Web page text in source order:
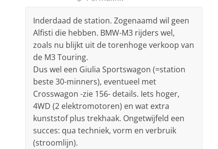
Inderdaad de station. Zogenaamd wil geen
Alfisti die hebben. BMW-M3 rijders wel,
zoals nu blijkt uit de torenhoge verkoop van
de M3 Touring.
Dus wel een Giulia Sportswagon (=station
beste 30-minners), eventueel met
Crosswagon -zie 156- details. Iets hoger,
4WD (2 elektromotoren) en wat extra
kunststof plus trekhaak. Ongetwijfeld een
succes: qua techniek, vorm en verbruik
(stroomlijn).